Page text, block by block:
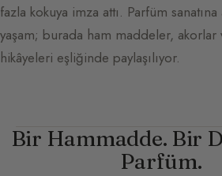
fazla kokuya imza attı. Parfüm
yaşam; burada ham maddeler, akorlar
hikâyeleri eşliğinde paylaşılıyor.
Bir Hammadde. Bir
Parfüm.